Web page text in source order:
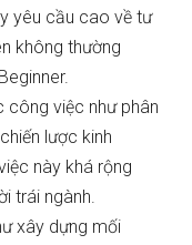
yêu cầu cao về tư
không thường
công việc như phân
lược kinh
này khá rộng
trái ngành.
xây dựng mối